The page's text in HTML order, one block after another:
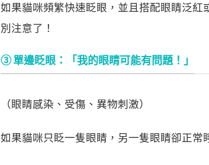
如果貓咪頻繁快速眨眼，並且搭配眼睛泛
別注意了！
③ 單邊眨眼：「我的眼睛可能有問題！」
（眼睛感染、受傷、異物刺激）
如果貓咪只眨一隻眼睛，另一隻眼睛卻正常